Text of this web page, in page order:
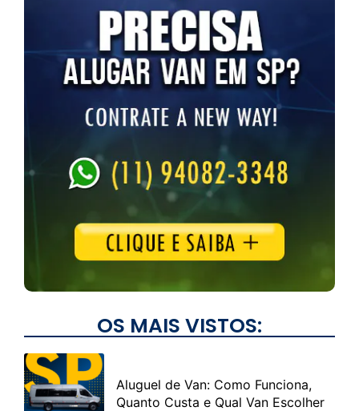
OS MAIS VISTOS:
Aluguel de Van: Como Funciona,
Quanto Custa e Qual Van Escolher